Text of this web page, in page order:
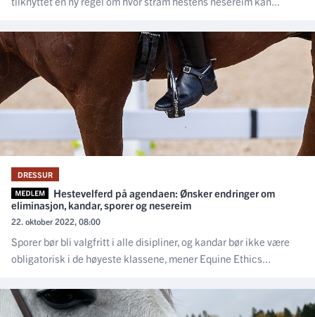
DRESSUR
Hestevelferd på agendaen: Ønsker endringer om
eliminasjon, kandar, sporer og nesereim
22. oktober 2022, 08:00
Sporer bør bli valgfritt i alle disipliner, og kandar bør ikke være
obligatorisk i de høyeste klassene, mener Equine Ethics...